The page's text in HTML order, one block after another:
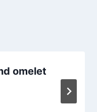
omelet